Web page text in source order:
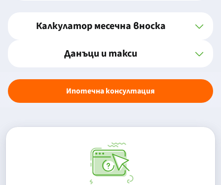
Калкулатор месечна вноска
Данъци и такси
Ипотечна консултация